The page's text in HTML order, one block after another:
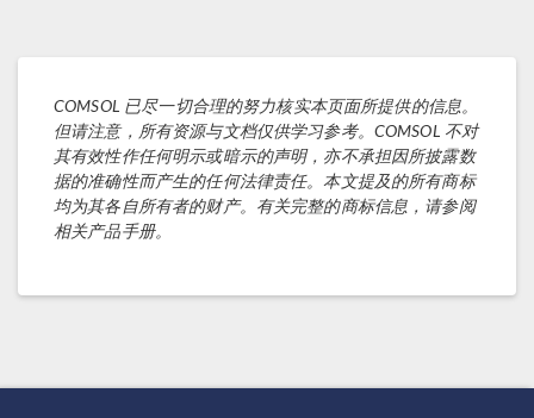
COMSOL 已尽一切合理的努力核实本页面所提供的信息。
但请注意，所有资源与文档仅供学习参考。COMSOL 不对
其有效性作任何明示或暗示的声明，亦不承担因所披露数
据的准确性而产生的任何法律责任。本文提及的所有商标
均为其各自所有者的财产。有关完整的商标信息，请参阅
相关产品手册。